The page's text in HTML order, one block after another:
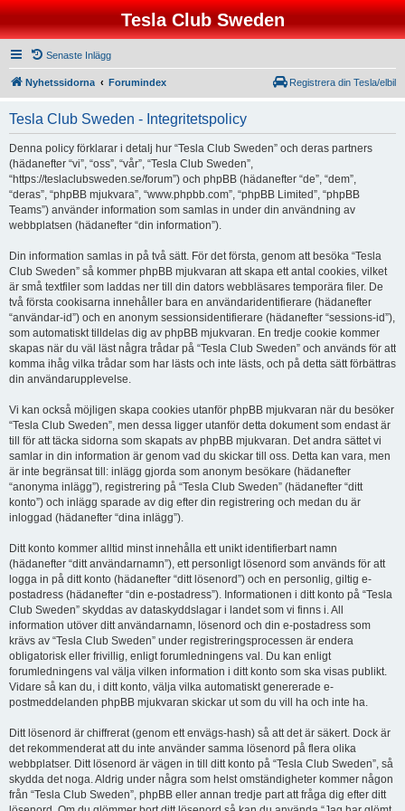
Tesla Club Sweden
Senaste Inlägg
Nyhetssidorna Forumindex Registrera din Tesla/elbil
Tesla Club Sweden - Integritetspolicy
Denna policy förklarar i detalj hur “Tesla Club Sweden” och deras partners
(hädanefter “vi”, “oss”, “vår”, “Tesla Club Sweden”,
“https://teslaclubsweden.se/forum”) och phpBB (hädanefter “de”, “dem”,
“deras”, “phpBB mjukvara”, “www.phpbb.com”, “phpBB Limited”, “phpBB
Teams”) använder information som samlas in under din användning av
webbplatsen (hädanefter “din information”).
Din information samlas in på två sätt. För det första, genom att besöka “Tesla
Club Sweden” så kommer phpBB mjukvaran att skapa ett antal cookies, vilket
är små textfiler som laddas ner till din dators webbläsares temporära filer. De
två första cookisarna innehåller bara en användaridentifierare (hädanefter
“användar-id”) och en anonym sessionsidentifierare (hädanefter “sessions-id”),
som automatiskt tilldelas dig av phpBB mjukvaran. En tredje cookie kommer
skapas när du väl läst några trådar på “Tesla Club Sweden” och används för att
komma ihåg vilka trådar som har lästs och inte lästs, och på detta sätt förbättras
din användarupplevelse.
Vi kan också möjligen skapa cookies utanför phpBB mjukvaran när du besöker
“Tesla Club Sweden”, men dessa ligger utanför detta dokument som endast är
till för att täcka sidorna som skapats av phpBB mjukvaran. Det andra sättet vi
samlar in din information är genom vad du skickar till oss. Detta kan vara, men
är inte begränsat till: inlägg gjorda som anonym besökare (hädanefter
“anonyma inlägg”), registrering på “Tesla Club Sweden” (hädanefter “ditt
konto”) och inlägg sparade av dig efter din registrering och medan du är
inloggad (hädanefter “dina inlägg”).
Ditt konto kommer alltid minst innehålla ett unikt identifierbart namn
(hädanefter “ditt användarnamn”), ett personligt lösenord som används för att
logga in på ditt konto (hädanefter “ditt lösenord”) och en personlig, giltig e-
postadress (hädanefter “din e-postadress”). Informationen i ditt konto på “Tesla
Club Sweden” skyddas av dataskyddslagar i landet som vi finns i. All
information utöver ditt användarnamn, lösenord och din e-postadress som
krävs av “Tesla Club Sweden” under registreringsprocessen är endera
obligatorisk eller frivillig, enligt forumledningens val. Du kan enligt
forumledningens val välja vilken information i ditt konto som ska visas publikt.
Vidare så kan du, i ditt konto, välja vilka automatiskt genererade e-
postmeddelanden phpBB mjukvaran skickar ut som du vill ha och inte ha.
Ditt lösenord är chiffrerat (genom ett envägs-hash) så att det är säkert. Dock är
det rekommenderat att du inte använder samma lösenord på flera olika
webbplatser. Ditt lösenord är vägen in till ditt konto på “Tesla Club Sweden”, så
skydda det noga. Aldrig under några som helst omständigheter kommer någon
från “Tesla Club Sweden”, phpBB eller annan tredje part att fråga dig efter ditt